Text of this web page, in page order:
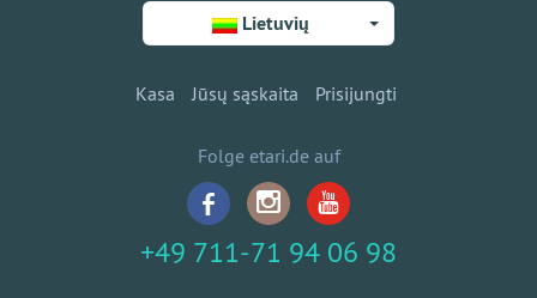
Lietuvių
Kasa Jūsų sąskaita Prisijungti
Folge etari.de auf
+49 711-71 94 06 98